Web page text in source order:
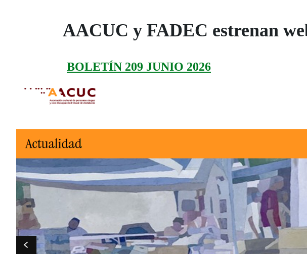
AACUC y FADEC estrenan
BOLETÍN 209 JUNIO 2026